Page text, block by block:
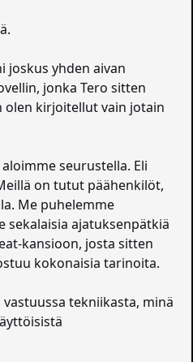
joskus yhden aivan
jonka Tero sitten
olen kirjoitellut vain jotain
seurustella. Eli
on tutut päähenkilöt,
Me puhelemme
sekalaisia ajatuksenpätkiä
kansioon, josta sitten
kokonaisia tarinoita.
tekniikasta, minä